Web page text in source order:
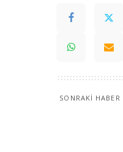
SONRAKİ HABER